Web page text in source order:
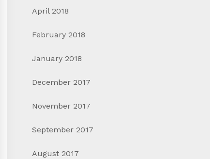
April 2018
February 2018
January 2018
December 2017
November 2017
September 2017
August 2017